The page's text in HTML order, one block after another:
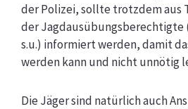
der Polizei, sollte trotzdem aus
der
s.u.) informiert werden, damit
werden kann und nicht unnötig
Die Jäger sind natürlich auch